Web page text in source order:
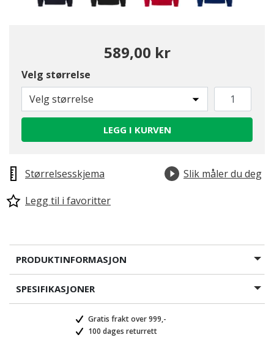
valgte
589,00 kr
Velg størrelse
Velg størrelse
LEGG I KURVEN
Størrelsesskjema
Slik måler du deg
Legg til i favoritter
PRODUKTINFORMASJON
SPESIFIKASJONER
Gratis frakt over 999,-
100 dages returrett